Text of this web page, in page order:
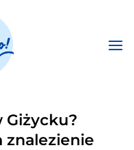
Giżycku?
znalezienie